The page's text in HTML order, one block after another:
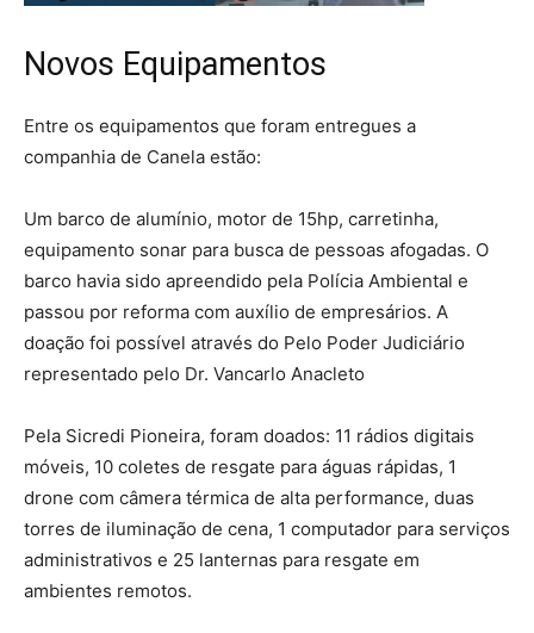
Novos Equipamentos
Entre os equipamentos que foram entregues a
companhia de Canela estão:
Um barco de alumínio, motor de 15hp, carretinha,
equipamento sonar para busca de pessoas afogadas. O
barco havia sido apreendido pela Polícia Ambiental e
passou por reforma com auxílio de empresários. A
doação foi possível através do Pelo Poder Judiciário
representado pelo Dr. Vancarlo Anacleto
Pela Sicredi Pioneira, foram doados: 11 rádios digitais
móveis, 10 coletes de resgate para águas rápidas, 1
drone com câmera térmica de alta performance, duas
torres de iluminação de cena, 1 computador para serviços
administrativos e 25 lanternas para resgate em
ambientes remotos.